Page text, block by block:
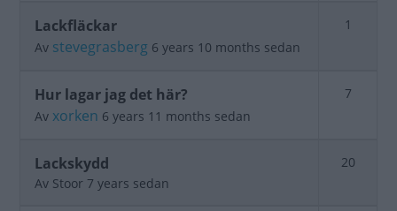
Stängt
ämne
Lackfläckar
Av stevegrasberg 6 years 10 months sedan
1
Stängt
ämne
Hur lagar jag det här?
Av xorken 6 years 11 months sedan
7
Stängt
ämne
Lackskydd
Av Stoor 7 years sedan
20